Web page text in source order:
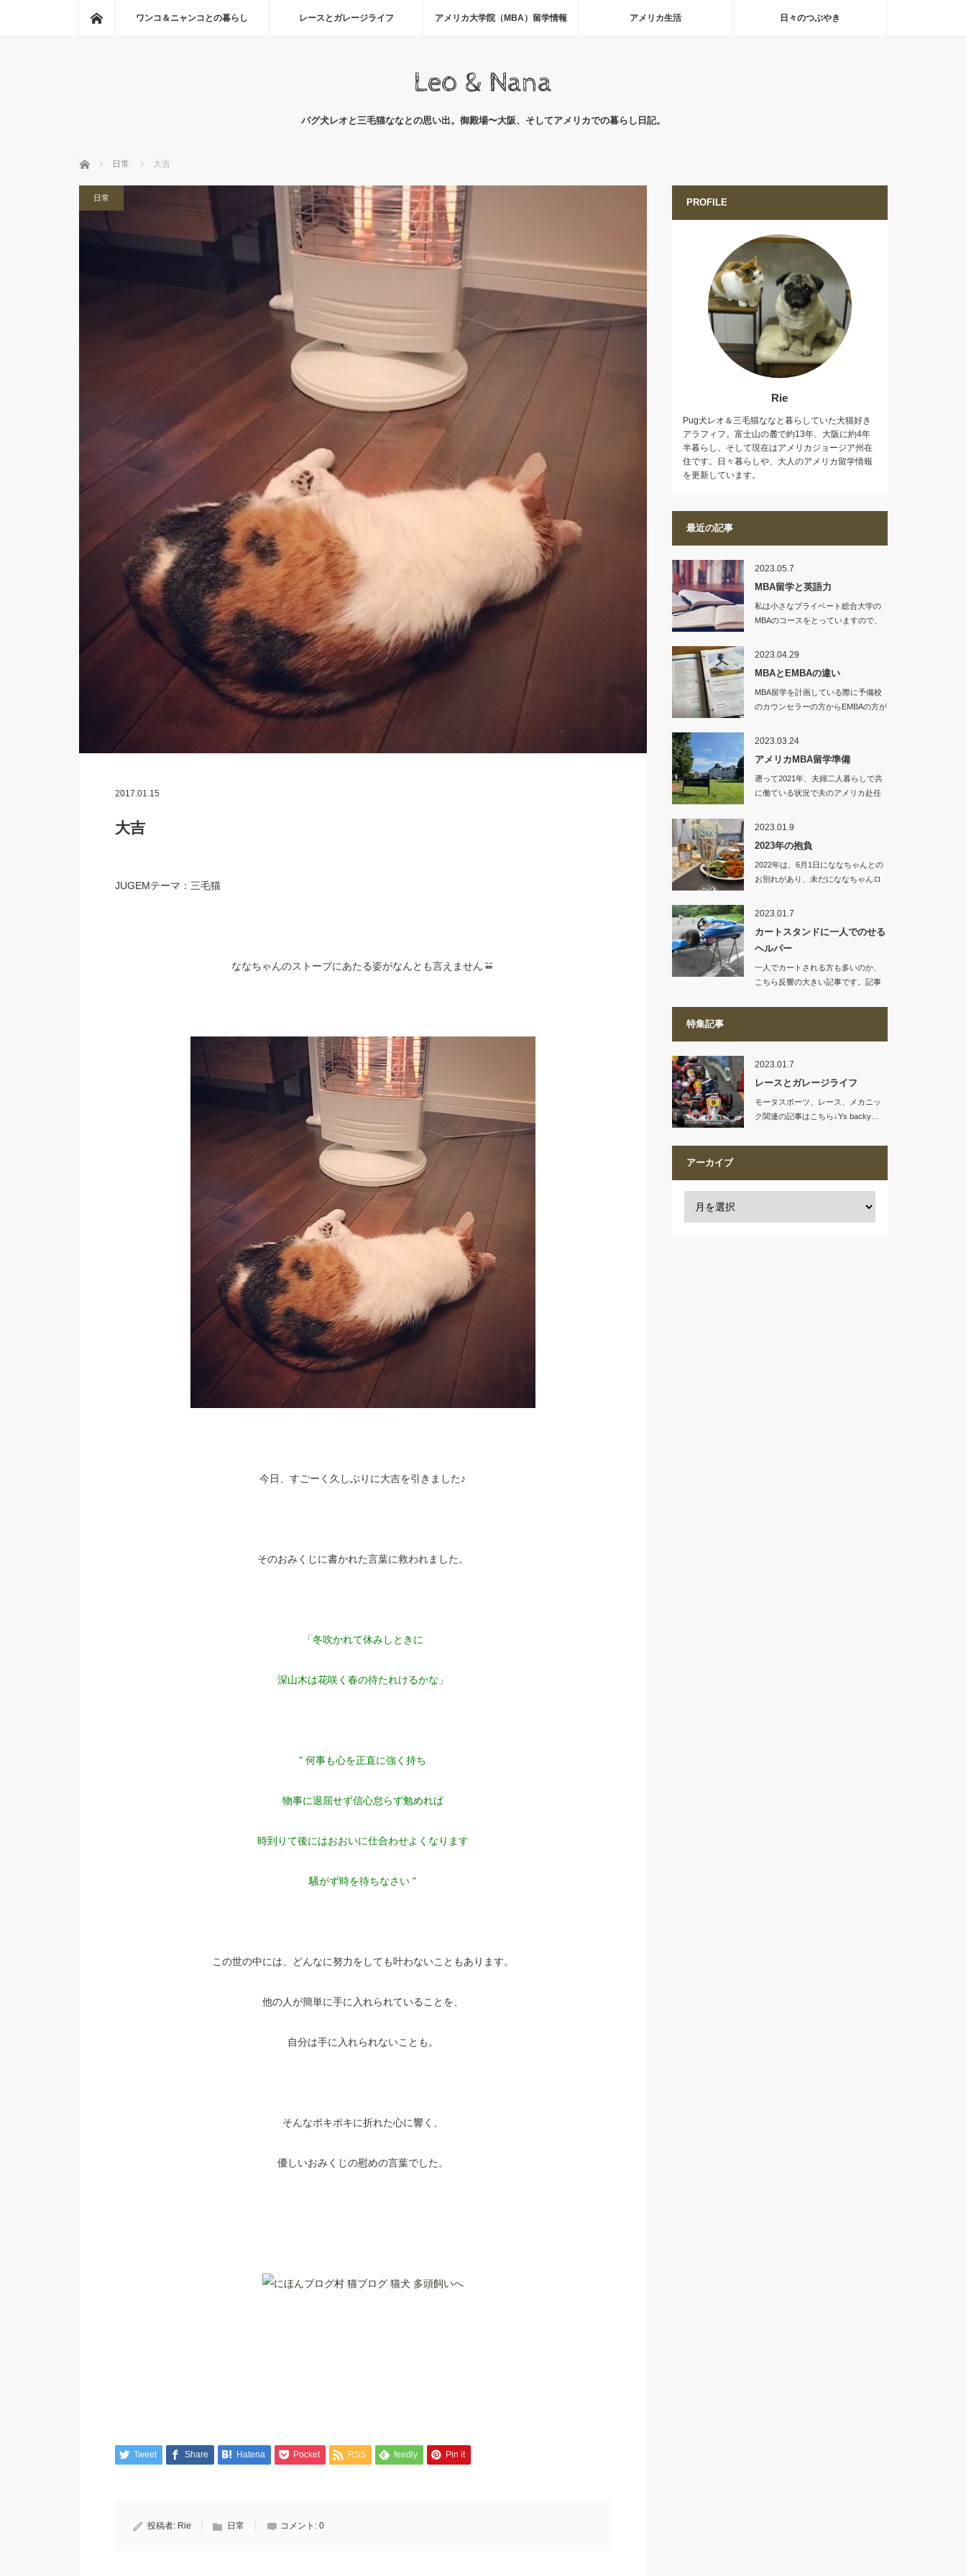
ホームワンコ＆ニャンコとの暮らし レースとガレージライフ アメリカ大学院（MBA）留学情報 アメリカ生活 日々のつぶやき
Leo & Nana
パグ犬レオと三毛猫ななとの思い出。御殿場〜大阪、そしてアメリカでの暮らし日記。
ホーム 日常 大吉
日常
2017.01.15
大吉
JUGEMテーマ： 三毛猫
ななちゃんのストーブにあたる姿がなんとも言えません
今日、すごーく久しぶりに大吉を引きました♪
そのおみくじに書かれた言葉に救われました。
「冬吹かれて休みしときに
深山木は花咲く春の待たれけるかな」
" 何事も心を正直に強く持ち
物事に退屈せず信心怠らず勉めれば
時到りて後にはおおいに仕合わせよくなります
騒がず時を待ちなさい "
この世の中には、どんなに努力をしても叶わないこともあります。
他の人が簡単に手に入れられていることを、
自分は手に入れられないことも。
そんなポキポキに折れた心に響く、
優しいおみくじの慰めの言葉でした。
Tweet Share Hatena Pocket RSS feedly Pin it
投稿者: Rie 日常 コメント: 0
PROFILE
Rie
Pug犬レオ＆三毛猫ななと暮らしていた犬猫好き
アラフィフ。富士山の麓で約13年、大阪に約4年
半暮らし、そして現在はアメリカジョージア州在
住です。日々暮らしや、大人のアメリカ留学情報
を更新しています。
最近の記事
2023.05.7
MBA留学と英語力
私は小さなプライベート総合大学の
MBAのコースをとっていますので、
2023.04.29
MBAとEMBAの違い
MBA留学を計画している際に予備校
のカウンセラーの方からEMBAの方が
2023.03.24
アメリカMBA留学準備
遡って2021年、夫婦二人暮らしで共
に働ている状況で夫のアメリカ赴任
2023.01.9
2023年の抱負
2022年は、6月1日にななちゃんとの
お別れがあり、未だにななちゃんロ
2023.01.7
カートスタンドに一人でのせる
ヘルパー
一人でカートされる方も多いのか、
こちら反響の大きい記事です。記事
特集記事
2023.01.7
レースとガレージライフ
モータスポーツ、レース、メカニッ
ク関連の記事はこちら↓Ys backy…
アーカイブ